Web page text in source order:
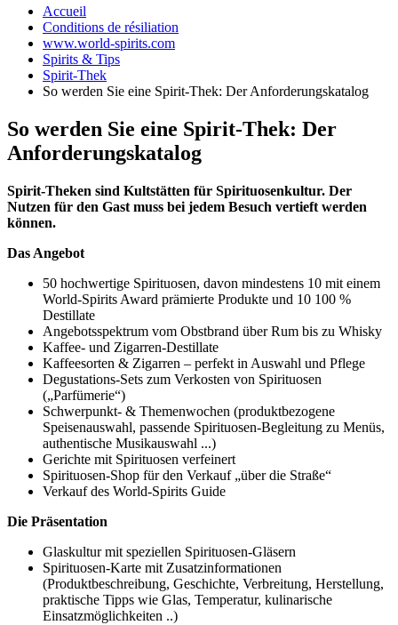
Accueil
Conditions de résiliation
www.world-spirits.com
Spirits & Tips
Spirit-Thek
So werden Sie eine Spirit-Thek: Der Anforderungskatalog
So werden Sie eine Spirit-Thek: Der
Anforderungskatalog
Spirit-Theken sind Kultstätten für Spirituosenkultur. Der
Nutzen für den Gast muss bei jedem Besuch vertieft werden
können.
Das Angebot
50 hochwertige Spirituosen, davon mindestens 10 mit einem
World-Spirits Award prämierte Produkte und 10 100 %
Destillate
Angebotsspektrum vom Obstbrand über Rum bis zu Whisky
Kaffee- und Zigarren-Destillate
Kaffeesorten & Zigarren – perfekt in Auswahl und Pflege
Degustations-Sets zum Verkosten von Spirituosen
(„Parfümerie“)
Schwerpunkt- & Themenwochen (produktbezogene
Speisenauswahl, passende Spirituosen-Begleitung zu Menüs,
authentische Musikauswahl ...)
Gerichte mit Spirituosen verfeinert
Spirituosen-Shop für den Verkauf „über die Straße“
Verkauf des World-Spirits Guide
Die Präsentation
Glaskultur mit speziellen Spirituosen-Gläsern
Spirituosen-Karte mit Zusatzinformationen
(Produktbeschreibung, Geschichte, Verbreitung, Herstellung,
praktische Tipps wie Glas, Temperatur, kulinarische
Einsatzmöglichkeiten ..)